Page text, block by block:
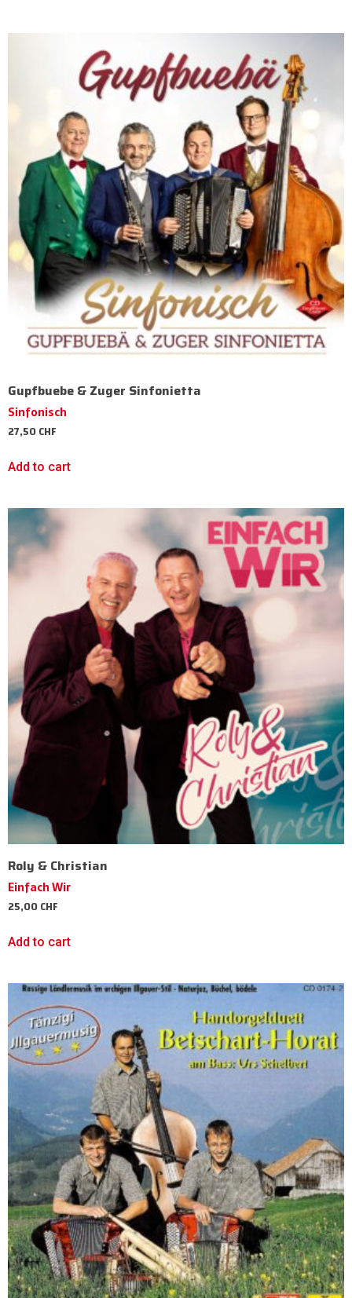
Gupfbuebe & Zuger Sinfonietta
Sinfonisch
27,50CHF
Add to cart
Roly & Christian
Einfach Wir
25,00CHF
Add to cart